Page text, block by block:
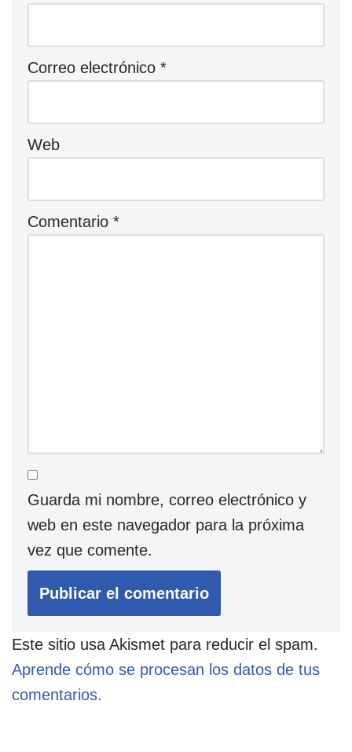
Correo electrónico *
Web
Comentario *
Guarda mi nombre, correo electrónico y
web en este navegador para la próxima
vez que comente.
Este sitio usa Akismet para reducir el spam.
Aprende cómo se procesan los datos de tus
comentarios.